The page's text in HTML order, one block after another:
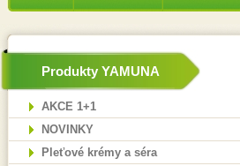
Produkty YAMUNA
AKCE 1+1
NOVINKY
Pleťové krémy a séra